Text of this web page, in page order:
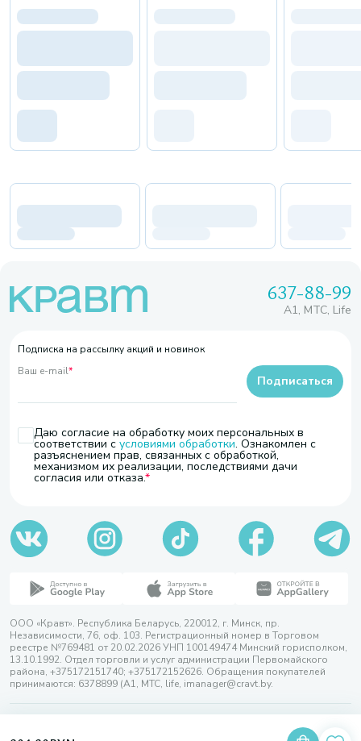
637-88-99
A1, МТС, Life
Подписка на рассылку акций и новинок
Ваш e-mail*
Даю согласие на обработку моих персональных в
соответствии с условиями обработки. Ознакомлен с
разъяснением прав, связанных с обработкой,
механизмом их реализации, последствиями дачи
согласия или отказа.
Подписаться
ООО «Кравт». Республика Беларусь, 220012, г. Минск, пр.
Независимости, 76, оф. 103. Регистрационный номер в Торговом
реестре №769481 от 20.02.2026 УНП 100149474 Минский горисполком,
13.10.1992. Отдел торговли и услуг администрации Первомайского
района, +375172151740; +375172152626. Обращения покупателей
принимаются: 6378899 (А1, МТС, life, imanager@cravt.by.